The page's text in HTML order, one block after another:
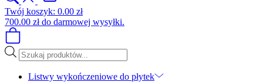
Twój koszyk: 0.00 zł
700.00 złdo darmowej wysyłki.
Wyszukiwarka
produktów
Listwy wykończeniowe do płytek